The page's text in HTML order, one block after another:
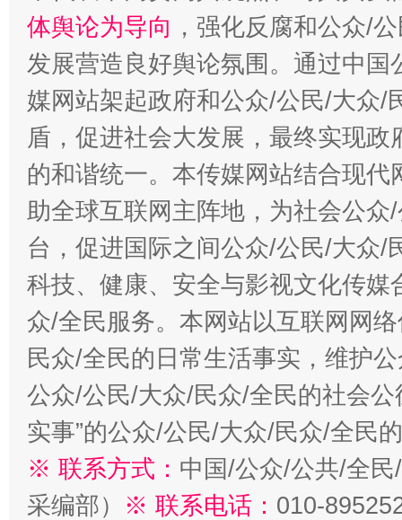
体舆论为导向 ，强化反腐和公众/
发展营造良好舆论氛围。通过中
媒网站架起政府和公众/公民/大众/
盾，促进社会大发展，最终实现
的和谐统一。本传媒网站结合现
助全球互联网主阵地，为社会公
台，促进国际之间公众/公民/大众/
科技、健康、安全与影视文化传
众/全民服务。本网站以互联网网
民众/全民的日常生活事实，维护
公众/公民/大众/民众/全民的社会公
实事”的公众/公民/大众/民众/全民
※ 联系方式： 中国/公众/公共/全
采编部） ※ 联系电话： 010-